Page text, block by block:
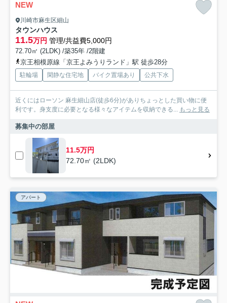
NEW
川崎市麻生区細山
タウンハウス
11.5万円 管理/共益費5,000円
72.70㎡ (2LDK) /築35年 /2階建
京王相模原線「京王よみうりランド」駅 徒歩28分
駐輪場 閑静な住宅地 バイク置場あり 公共下水
近くにはローソン 麻生細山店(徒歩6分)がありちょっとした買い物に便
利です。身支度に必要となる様々なアイテムを収納できる... もっと見る
募集中の部屋
11.5万円
72.70㎡ (2LDK)
アパート